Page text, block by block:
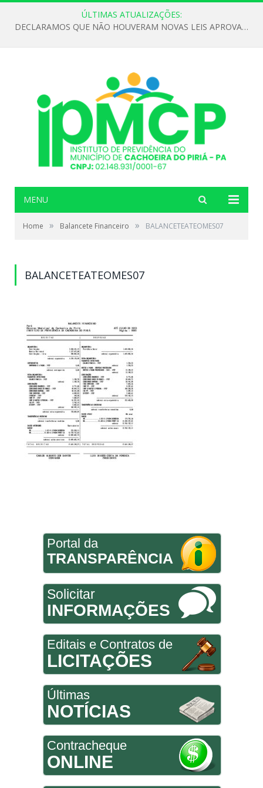
ÚLTIMAS ATUALIZAÇÕES:
DECLARAMOS QUE NÃO HOUVERAM NOVAS LEIS APROVADAS ATÉ O MOMENTO PARA O INSTITUTO DE PREVIDÊNCIA NO ANO DE 2026
MENU
Home » Balancete Financeiro » BALANCETEATEOMES07
BALANCETEATEOMES07
Portal da
TRANSPARÊNCIA
Solicitar
INFORMAÇÕES
Editais e Contratos de
LICITAÇÕES
Últimas
NOTÍCIAS
Contracheque
ONLINE